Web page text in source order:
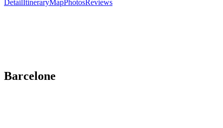
Detail ItineraryMapPhotosReviews
Barcelone